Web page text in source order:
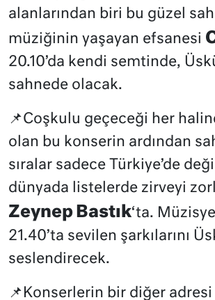
alanlarından biri bu güzel
müziğinin yaşayan efsanesi
20.10’da kendi semtinde,
sahnede olacak.
📌Coşkulu geçeceği her
olan bu konserin ardından
sıralar sadece Türkiye’de
dünyada listelerde zirveyi
Zeynep Bastık‘ta.
21.40’ta sevilen şarkılarını
seslendirecek.
📌Konserlerin bir diğer